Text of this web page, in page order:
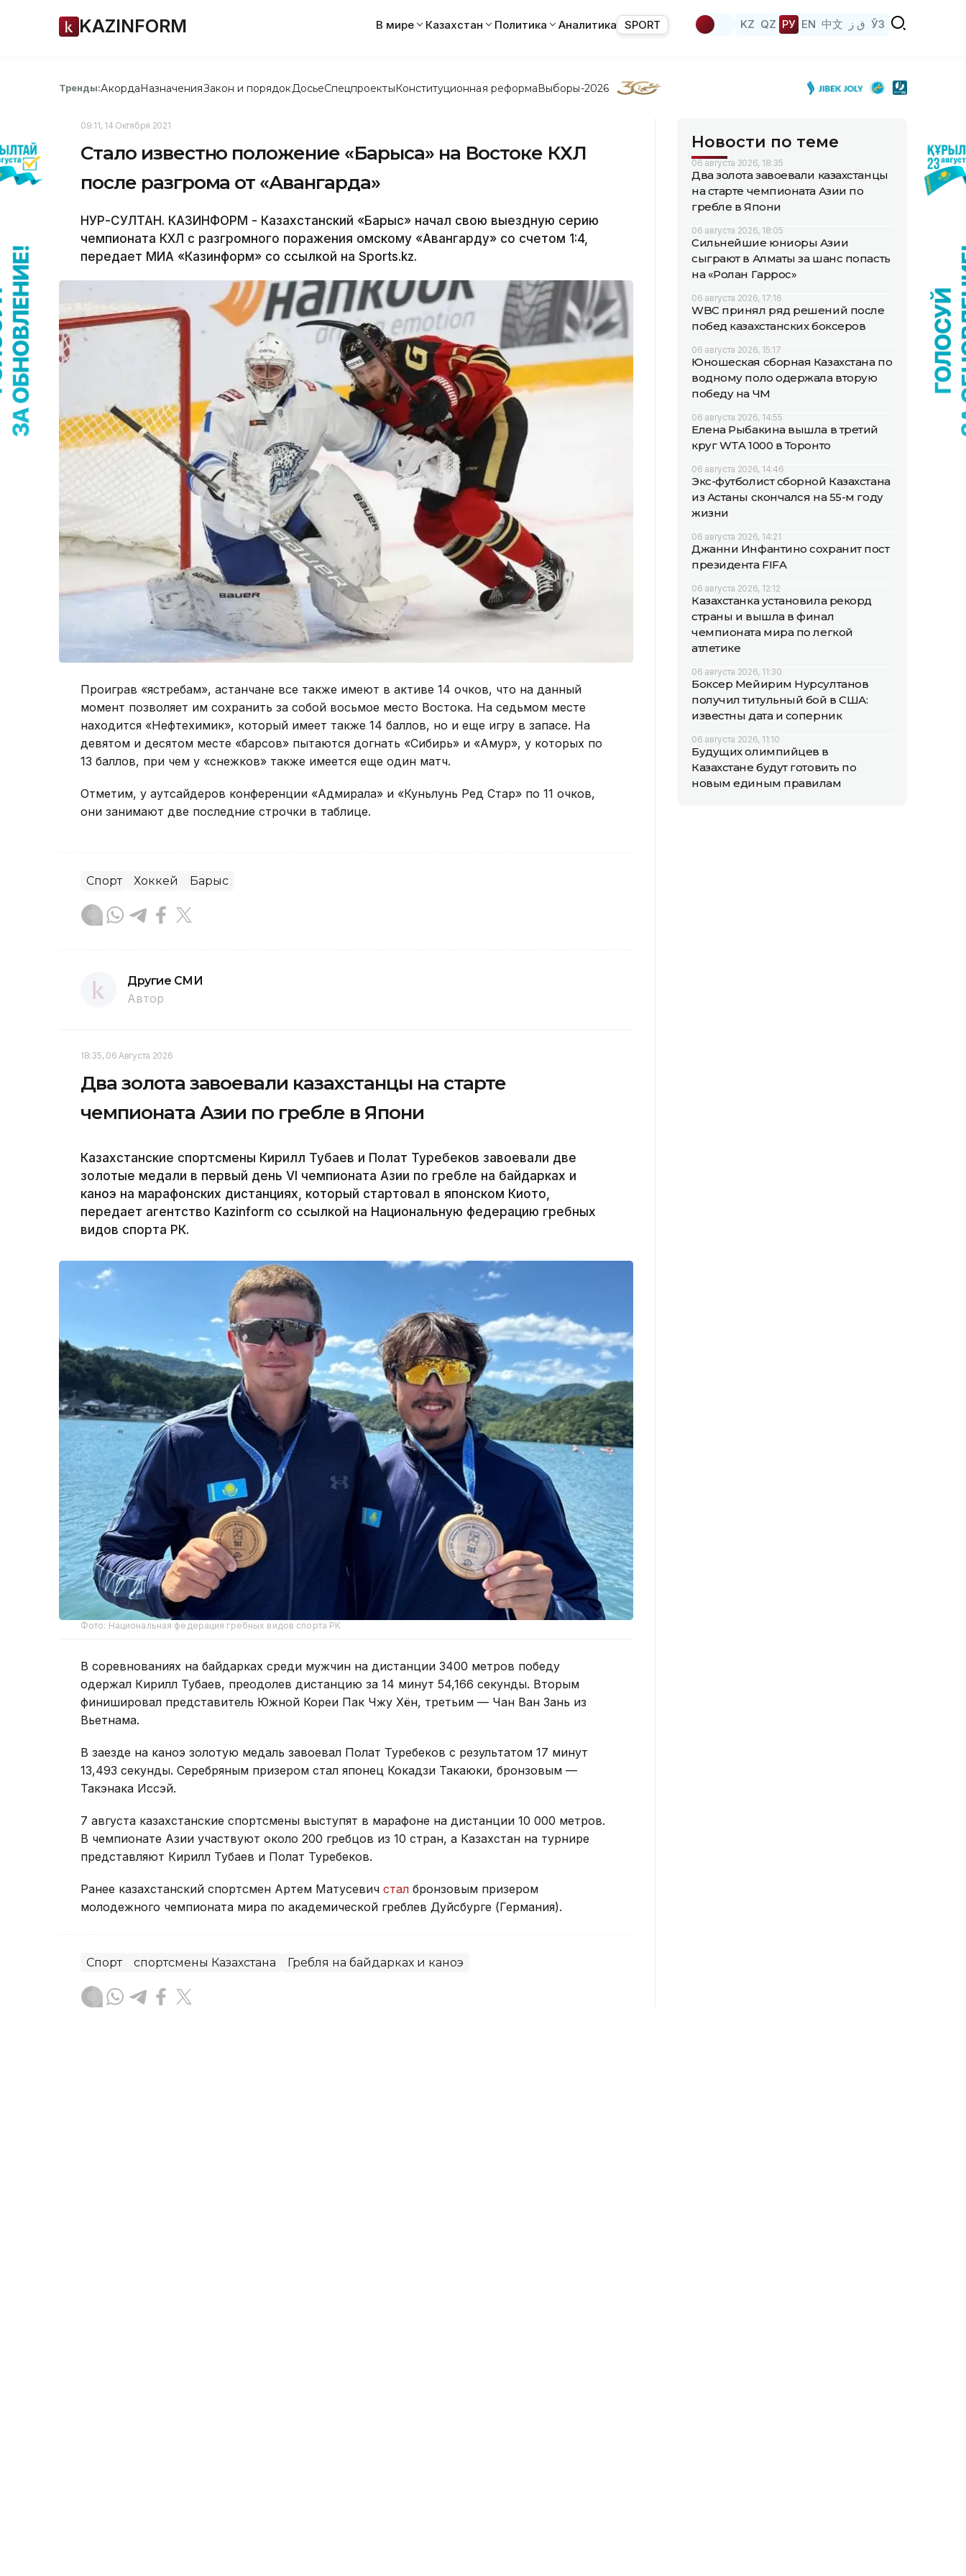
KAZINFORM В мире Казахстан Политика Аналитика SPORT KZ QZ РУ EN 中文 ق ز ЎЗ
Тренды:АкордаНазначенияЗакон и порядок ДосьеСпецпроектыКонституционная реформаВыборы-2026
09:11, 14 Октября 2021
Стало известно положение «Барыса» на Востоке КХЛ
после разгрома от «Авангарда»
НУР-СУЛТАН. КАЗИНФОРМ - Казахстанский «Барыс» начал свою выездную серию
чемпионата КХЛ с разгромного поражения омскому «Авангарду» со счетом 1:4,
передает МИА «Казинформ» со ссылкой на Sports.kz.
Проиграв «ястребам», астанчане все также имеют в активе 14 очков, что на данный
момент позволяет им сохранить за собой восьмое место Востока. На седьмом месте
находится «Нефтехимик», который имеет также 14 баллов, но и еще игру в запасе. На
девятом и десятом месте «барсов» пытаются догнать «Сибирь» и «Амур», у которых по
13 баллов, при чем у «снежков» также имеется еще один матч.
Отметим, у аутсайдеров конференции «Адмирала» и «Куньлунь Ред Стар» по 11 очков,
они занимают две последние строчки в таблице.
Спорт Хоккей Барыс
Другие СМИ
Автор
18:35, 06 Августа 2026
Два золота завоевали казахстанцы на старте
чемпионата Азии по гребле в Япони
Казахстанские спортсмены Кирилл Тубаев и Полат Туребеков завоевали две
золотые медали в первый день VI чемпионата Азии по гребле на байдарках и
каноэ на марафонских дистанциях, который стартовал в японском Киото,
передает агентство Kazinform со ссылкой на Национальную федерацию гребных
видов спорта РК.
Фото: Национальная федерация гребных видов спорта РК
В соревнованиях на байдарках среди мужчин на дистанции 3400 метров победу
одержал Кирилл Тубаев, преодолев дистанцию за 14 минут 54,166 секунды. Вторым
финишировал представитель Южной Кореи Пак Чжу Хён, третьим — Чан Ван Зань из
Вьетнама.
В заезде на каноэ золотую медаль завоевал Полат Туребеков с результатом 17 минут
13,493 секунды. Серебряным призером стал японец Кокадзи Такаюки, бронзовым —
Такэнака Иссэй.
7 августа казахстанские спортсмены выступят в марафоне на дистанции 10 000 метров.
В чемпионате Азии участвуют около 200 гребцов из 10 стран, а Казахстан на турнире
представляют Кирилл Тубаев и Полат Туребеков.
Ранее казахстанский спортсмен Артем Матусевич стал бронзовым призером
молодежного чемпионата мира по академической греблев Дуйсбурге (Германия).
Спорт спортсмены Казахстана Гребля на байдарках и каноэ
Новости по теме
06 августа 2026, 18:35
Два золота завоевали казахстанцы
на старте чемпионата Азии по
гребле в Япони
06 августа 2026, 18:05
Сильнейшие юниоры Азии
сыграют в Алматы за шанс попасть
на «Ролан Гаррос»
06 августа 2026, 17:16
WBC принял ряд решений после
побед казахстанских боксеров
06 августа 2026, 15:17
Юношеская сборная Казахстана по
водному поло одержала вторую
победу на ЧМ
06 августа 2026, 14:55
Елена Рыбакина вышла в третий
круг WTA 1000 в Торонто
06 августа 2026, 14:46
Экс-футболист сборной Казахстана
из Астаны скончался на 55-м году
жизни
06 августа 2026, 14:21
Джанни Инфантино сохранит пост
президента FIFA
06 августа 2026, 12:12
Казахстанка установила рекорд
страны и вышла в финал
чемпионата мира по легкой
атлетике
06 августа 2026, 11:30
Боксер Мейирим Нурсултанов
получил титульный бой в США:
известны дата и соперник
06 августа 2026, 11:10
Будущих олимпийцев в
Казахстане будут готовить по
новым единым правилам